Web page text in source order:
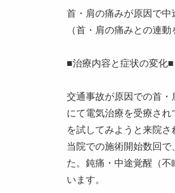
首・肩の痛みが原因で
（首・肩の痛みとの連
■治療内容と症状の変化■
交通事故が原因での首
にて電気治療を受療さ
を試してみようと来院さ
当院での施術開始数回
た。鈍痛・中途覚醒（
います。